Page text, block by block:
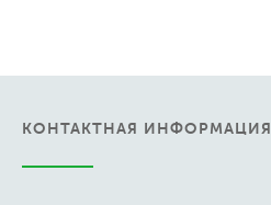
КОНТАКТНАЯ ИНФОРМАЦИЯ